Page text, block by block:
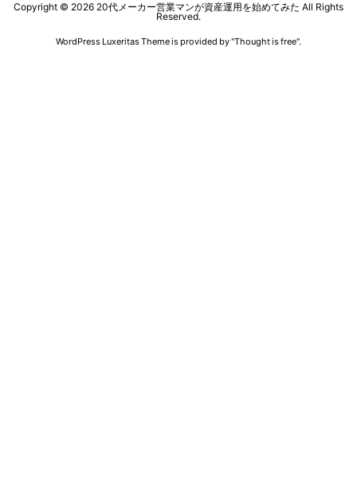
Copyright © 2026 20代メーカー営業マンが資産運用を始めてみた All Rights
Reserved.
WordPress Luxeritas Theme is provided by "Thought is free".